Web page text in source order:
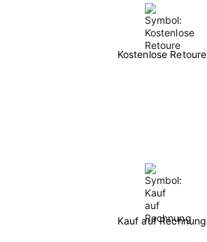
Kostenlose Retoure
Kauf auf Rechnung